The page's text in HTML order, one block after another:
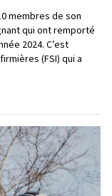
membres de son
qui ont remporté
2024. C’est
(FSI) qui a